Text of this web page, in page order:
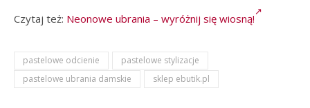
Czytaj też: Neonowe ubrania – wyróżnij się wiosną!
pastelowe odcienie
pastelowe stylizacje
pastelowe ubrania damskie
sklep ebutik.pl